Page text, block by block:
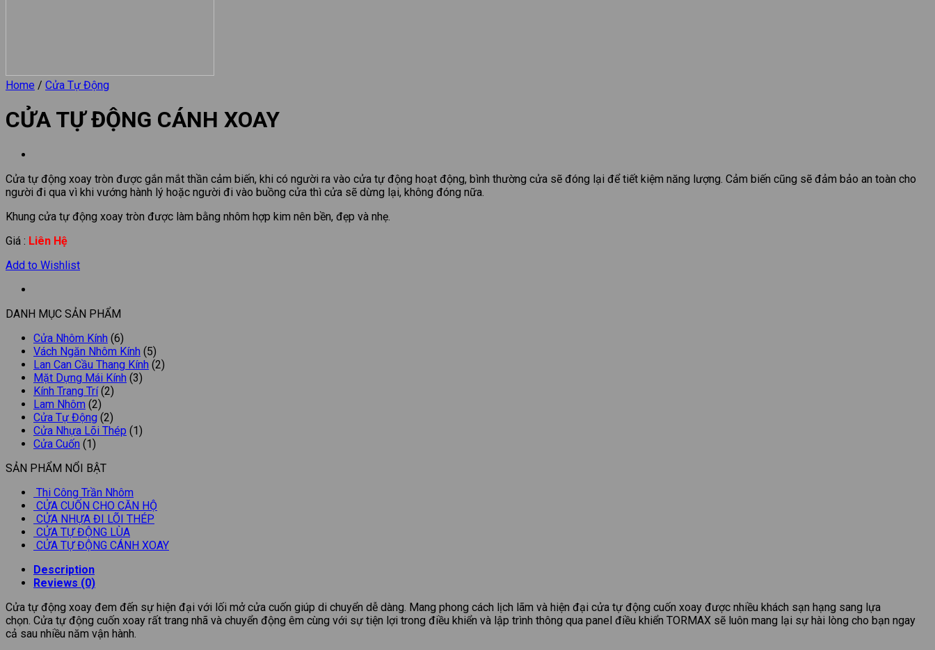
Home / Cửa Tự Động
CỬA TỰ ĐỘNG CÁNH XOAY
Cửa tự động xoay tròn được gắn mắt thần cảm biến, khi có người ra vào cửa tự động hoạt động, bình thường cửa sẽ đóng lại để tiết kiệm năng lượng. Cảm biến cũng sẽ đảm bảo an toàn cho
người đi qua vì khi vướng hành lý hoặc người đi vào buồng cửa thì cửa sẽ dừng lại, không đóng nữa.
Khung cửa tự động xoay tròn được làm bằng nhôm hợp kim nên bền, đẹp và nhẹ.
Giá : Liên Hệ
Add to Wishlist
DANH MỤC SẢN PHẨM
Cửa Nhôm Kính (6)
Vách Ngăn Nhôm Kính (5)
Lan Can Cầu Thang Kính (2)
Mặt Dựng Mái Kính (3)
Kính Trang Trí (2)
Lam Nhôm (2)
Cửa Tự Động (2)
Cửa Nhựa Lõi Thép (1)
Cửa Cuốn (1)
SẢN PHẨM NỔI BẬT
Thi Công Trần Nhôm
CỬA CUỐN CHO CĂN HỘ
CỬA NHỰA ĐI LÕI THÉP
CỬA TỰ ĐỘNG LÙA
CỬA TỰ ĐỘNG CÁNH XOAY
Description
Reviews (0)
Cửa tự động xoay đem đến sự hiện đại với lối mở cửa cuốn giúp di chuyển dễ dàng. Mang phong cách lịch lãm và hiện đại cửa tự động cuốn xoay được nhiều khách sạn hạng sang lựa
chọn. Cửa tự động cuốn xoay rất trang nhã và chuyển động êm cùng với sự tiện lợi trong điều khiển và lập trình thông qua panel điều khiển TORMAX sẽ luôn mang lại sự hài lòng cho bạn ngay
cả sau nhiều năm vận hành.